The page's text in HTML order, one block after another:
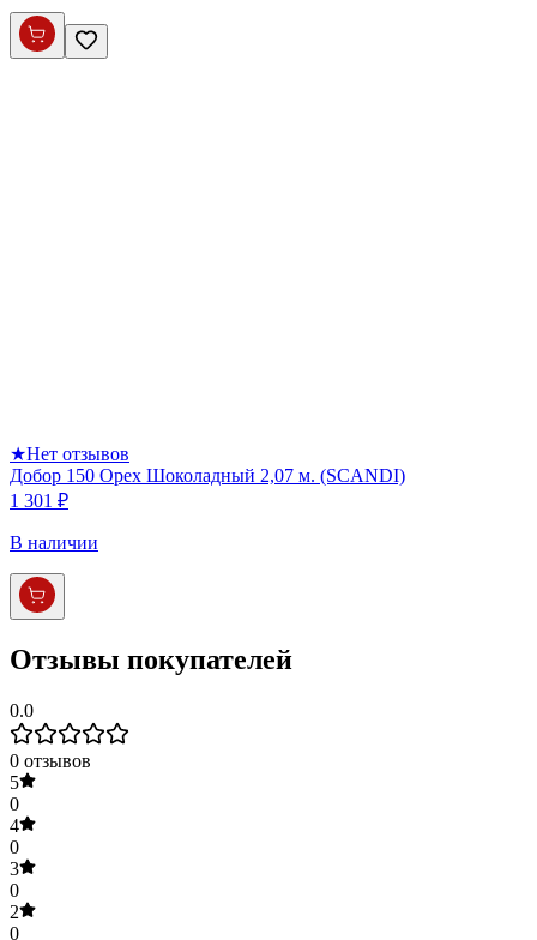
★Нет отзывов
Добор 150 Орех Шоколадный 2,07 м. (SCANDI)
1 301 ₽
В наличии
Отзывы покупателей
0.0
0 отзывов
5
0
4
0
3
0
2
0